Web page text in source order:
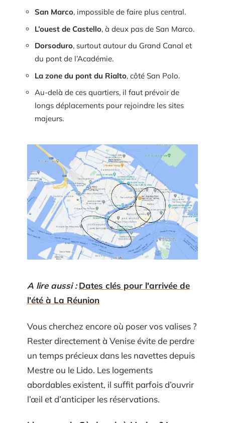
San Marco, impossible de faire plus central.
L’ouest de Castello, à deux pas de San Marco.
Dorsoduro, surtout autour du Grand Canal et
du pont de l’Académie.
La zone du pont du Rialto, côté San Polo.
Au-delà de ces quartiers, il faut prévoir de
longs déplacements pour rejoindre les sites
majeurs.
A lire aussi : Dates clés pour l'arrivée de
l'été à La Réunion
Vous cherchez encore où poser vos valises ?
Rester directement à Venise évite de perdre
un temps précieux dans les navettes depuis
Mestre ou le Lido. Les logements
abordables existent, il suffit parfois d’ouvrir
l’œil et d’anticiper les réservations.